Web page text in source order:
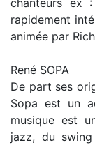
rapidement
animée par
René SOPA
De part ses
Sopa est un
musique est
jazz, du